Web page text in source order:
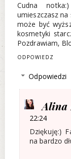
Cudna
umieszczasz
może być
kosmetyki
Pozdrawiam,
ODPOWIEDZ
Odpowiedzi
Alina
22:24
Dziękuję:)
na bardzo